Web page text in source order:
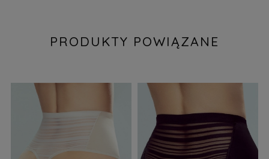
PRODUKTY POWIĄZANE